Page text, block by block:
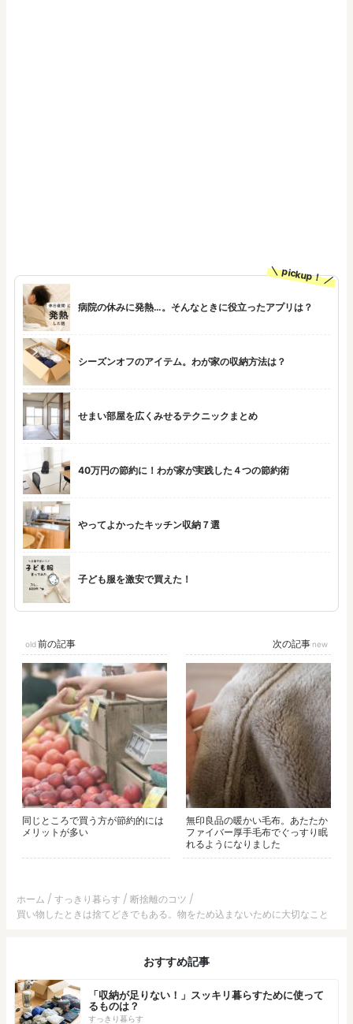
pickup！
病院の休みに発熱…。そんなときに役立ったアプリは？
シーズンオフのアイテム。わが家の収納方法は？
せまい部屋を広くみせるテクニックまとめ
40万円の節約に！わが家が実践した４つの節約術
やってよかったキッチン収納７選
子ども服を激安で買えた！
前の記事
同じところで買う方が節約的には
メリットが多い
次の記事
無印良品の暖かい毛布。あたたか
ファイバー厚手毛布でぐっすり眠
れるようになりました
ホーム すっきり暮らす
断捨離のコツ
買い物したときは捨てどきでもある。物をため込まないために大切なこと
おすすめ記事
「収納が足りない！」スッキリ暮らすために使って
るものは？
すっきり暮らす